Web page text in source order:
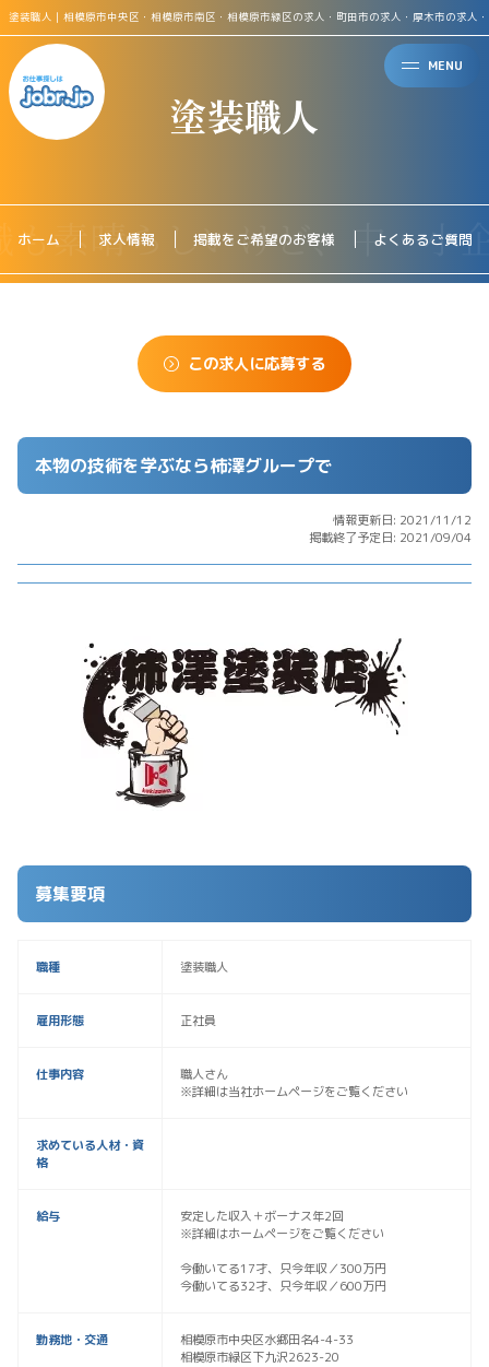
MENU
塗装職人｜相模原市中央区・相模原市南区・相模原市緑区の求人・町田市の求人・厚木市の求人
塗装職人
ホーム 求人情報 掲載をご希望のお客様 よくあるご質問
この求人に応募する
本物の技術を学ぶなら柿澤グループで
情報更新日: 2021/11/12
掲載終了予定日: 2021/09/04
募集要項
職種 塗装職人
雇用形態 正社員
仕事内容
職人さん
※詳細は当社ホームページをご覧ください
求めている人材・資
格
給与
安定した収入＋ボーナス年2回
※詳細はホームページをご覧ください
今働いてる17才、只今年収／300万円
今働いてる32才、只今年収／600万円
勤務地・交通
相模原市中央区水郷田名4-4-33
相模原市緑区下九沢2623-20